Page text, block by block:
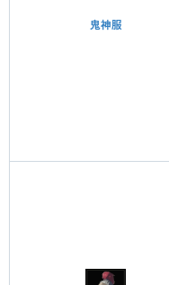
鬼神服